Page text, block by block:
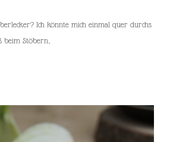
Ich könnte mich einmal quer durchs
beim Stöbern,